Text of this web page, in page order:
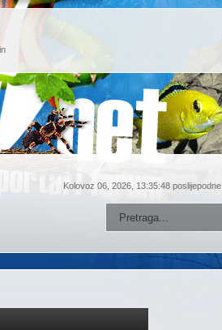
Kolovoz 06, 2026, 13:35:48 poslijepodne